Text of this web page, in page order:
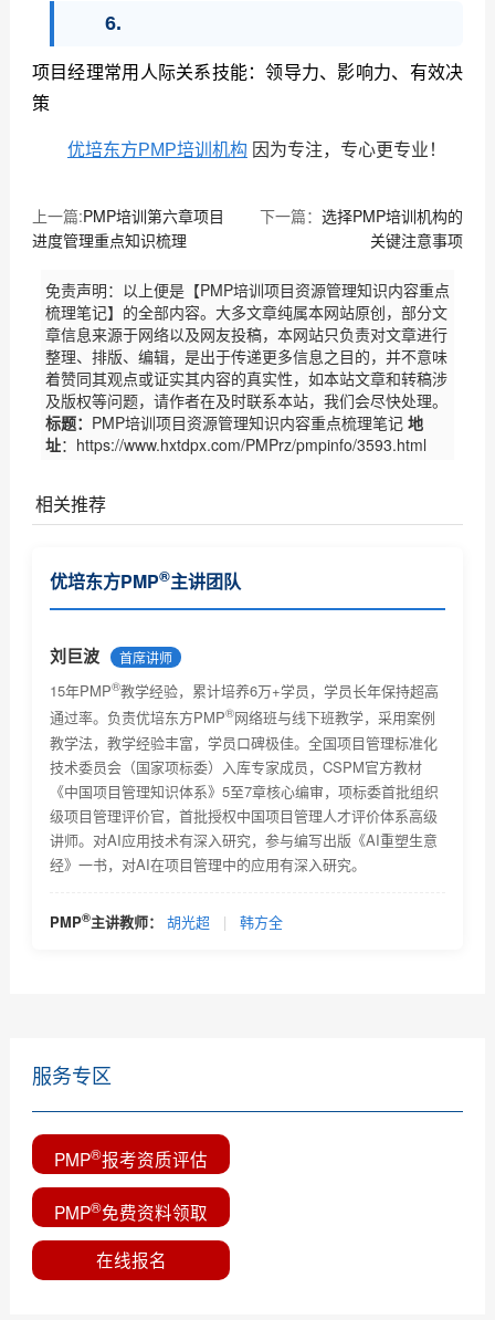
6.
项目经理常用人际关系技能：领导力、影响力、有效决
策
优培东方PMP培训机构 因为专注，专心更专业！
上一篇:PMP培训第六章项目
进度管理重点知识梳理
下一篇：选择PMP培训机构的
关键注意事项
免责声明：以上便是【PMP培训项目资源管理知识内容重点
梳理笔记】的全部内容。大多文章纯属本网站原创，部分文
章信息来源于网络以及网友投稿，本网站只负责对文章进行
整理、排版、编辑，是出于传递更多信息之目的，并不意味
着赞同其观点或证实其内容的真实性，如本站文章和转稿涉
及版权等问题，请作者在及时联系本站，我们会尽快处理。
标题： PMP培训项目资源管理知识内容重点梳理笔记 地
址：https://www.hxtdpx.com/PMPrz/pmpinfo/3593.html
相关推荐
项目...
PMP证书考取流程及相关费用
PMP证书相关情况说明
PMP认证报考条件是什么？
PMP认证主要学习什么？是否对英语有很高的要求
考取PMP证书后对个人今后工作能力有什么帮助吗？能
带来...
PMP项目管理证书含金量有多少？可以挂靠么？
优培东方PMP考试时间及考试题型及考试注意事项介绍
PMP认证与软考高项哪个好考一些？哪个对工作有帮助
优培东方PMP®主讲团队
刘巨波 首席讲师
15年PMP®教学经验，累计培养6万+学员，学员长年保持超高
通过率。负责优培东方PMP®网络班与线下班教学，采用案例
教学法，教学经验丰富，学员口碑极佳。全国项目管理标准化
技术委员会（国家项标委）入库专家成员，CSPM官方教材
《中国项目管理知识体系》5至7章核心编审，项标委首批组织
级项目管理评价官，首批授权中国项目管理人才评价体系高级
讲师。对AI应用技术有深入研究，参与编写出版《AI重塑生意
经》一书，对AI在项目管理中的应用有深入研究。
PMP®主讲教师： 胡光超 | 韩方全
服务专区
PMP®报考资质评估
PMP®免费资料领取
在线报名